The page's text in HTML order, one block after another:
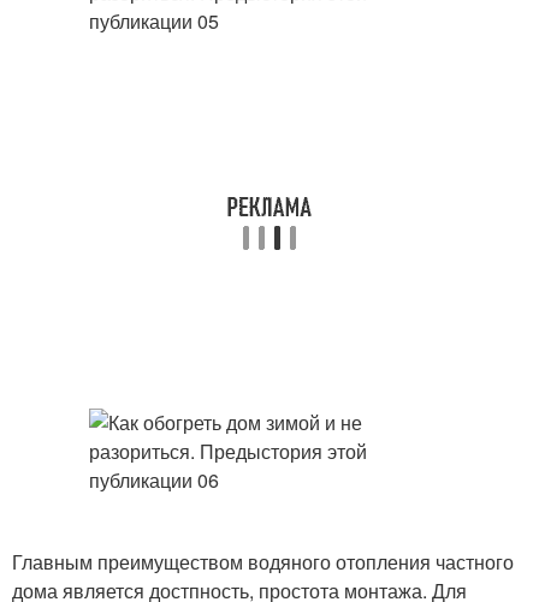
Главным преимуществом водяного отопления частного
дома является достпность, простота монтажа. Для